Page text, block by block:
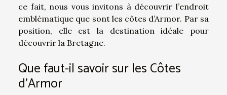
ce fait, nous vous invitons à découvrir l’endroit
emblématique que sont les côtes d’Armor. Par sa
position, elle est la destination idéale pour
découvrir la Bretagne.
Que faut-il savoir sur les Côtes
d’Armor